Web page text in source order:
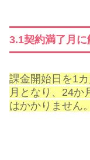
3.1契約満了月に
課金開始日を1
月となり、24か
はかかりません。